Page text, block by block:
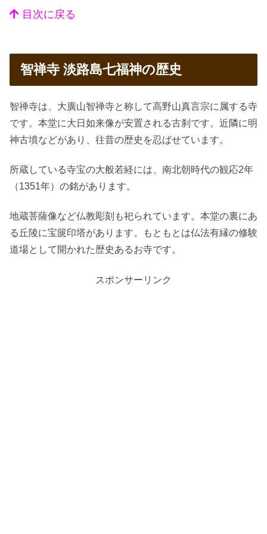
目次に戻る
智禅寺 淡路島七福神の歴史
智禅寺は、大廣山智禅寺と称して高野山真言宗に属する寺
です。本堂に大日如来像が安置される古刹です。近隣に明
神古墳などがあり、往昔の歴史を忍ばせています。
所蔵している寺宝の大般若経には、南北朝時代の観応2年
（1351年）の銘があります。
地蔵菩薩像など仏教彫刻も祀られています。本堂の裏にあ
る丘陵に宝篋印塔があります。もともとは仏法有縁の修験
道場として開かれた歴史あるお寺です。
スポンサーリンク